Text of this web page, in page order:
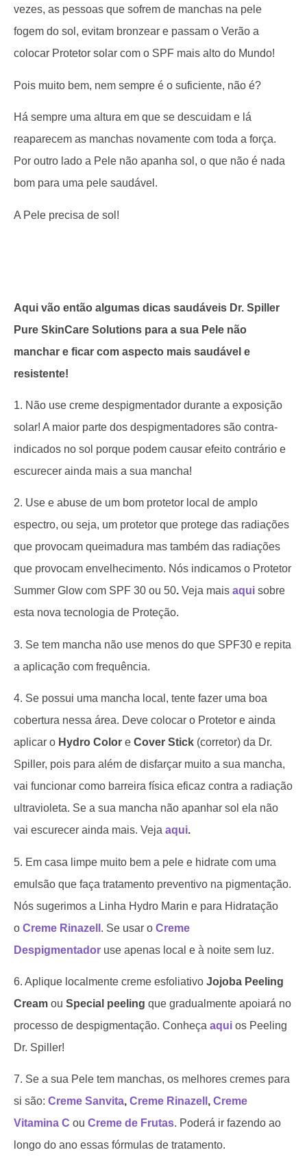
vezes, as pessoas que sofrem de manchas na pele
fogem do sol, evitam bronzear e passam o Verão a
colocar Protetor solar com o SPF mais alto do Mundo!
Pois muito bem, nem sempre é o suficiente, não é?
Há sempre uma altura em que se descuidam e lá
reaparecem as manchas novamente com toda a força.
Por outro lado a Pele não apanha sol, o que não é nada
bom para uma pele saudável.
A Pele precisa de sol!
Aqui vão então algumas dicas saudáveis Dr. Spiller
Pure SkinCare Solutions para a sua Pele não
manchar e ficar com aspecto mais saudável e
resistente!
1. Não use creme despigmentador durante a exposição
solar! A maior parte dos despigmentadores são contra-
indicados no sol porque podem causar efeito contrário e
escurecer ainda mais a sua mancha!
2. Use e abuse de um bom protetor local de amplo
espectro, ou seja, um protetor que protege das radiações
que provocam queimadura mas também das radiações
que provocam envelhecimento. Nós indicamos o Protetor
Summer Glow com SPF 30 ou 50. Veja mais aqui sobre
esta nova tecnologia de Proteção.
3. Se tem mancha não use menos do que SPF30 e repita
a aplicação com frequência.
4. Se possui uma mancha local, tente fazer uma boa
cobertura nessa área. Deve colocar o Protetor e ainda
aplicar o Hydro Color e Cover Stick (corretor) da Dr.
Spiller, pois para além de disfarçar muito a sua mancha,
vai funcionar como barreira física eficaz contra a radiação
ultravioleta. Se a sua mancha não apanhar sol ela não
vai escurecer ainda mais. Veja aqui.
5. Em casa limpe muito bem a pele e hidrate com uma
emulsão que faça tratamento preventivo na pigmentação.
Nós sugerimos a Linha Hydro Marin e para Hidratação
o Creme Rinazell . Se usar o Creme
Despigmentador use apenas local e à noite sem luz.
6. Aplique localmente creme esfoliativo Jojoba Peeling
Cream ou Special peeling que gradualmente apoiará no
processo de despigmentação. Conheça aqui os Peeling
Dr. Spiller!
7. Se a sua Pele tem manchas, os melhores cremes para
si são: Creme Sanvita, Creme Rinazell , Creme
Vitamina C ou Creme de Frutas. Poderá ir fazendo ao
longo do ano essas fórmulas de tratamento.